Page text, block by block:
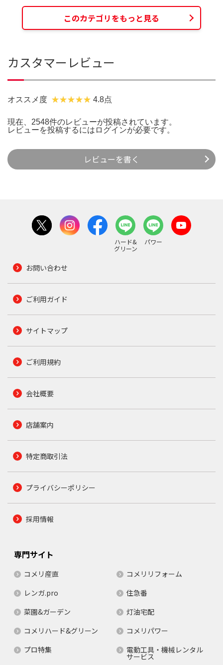
このカテゴリをもっと見る
カスタマーレビュー
オススメ度 4.8点
現在、2548件のレビューが投稿されています。
レビューを投稿するには ログインが必要です。
レビューを書く
ハード&
グリーン
パワー
お問い合わせ
ご利用ガイド
サイトマップ
ご利用規約
会社概要
店舗案内
特定商取引法
プライバシーポリシー
採用情報
専門サイト
コメリ産直
コメリリフォーム
レンガ.pro
住急番
菜園&ガーデン
灯油宅配
コメリハード&グリーン
コメリパワー
プロ特集
電動工具・機械レンタル
サービス